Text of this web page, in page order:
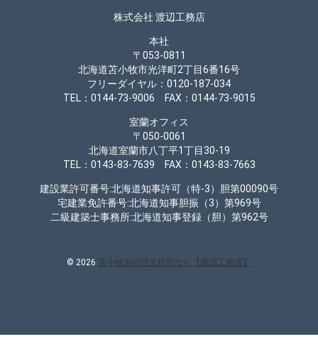
株式会社 渡辺工務店
本社
〒053-0811
北海道苫小牧市光洋町2丁目6番16号
フリーダイヤル：0120-187-034
TEL：0144-73-9006 FAX：0144-73-9015
室蘭オフィス
〒050-0061
北海道室蘭市八丁平1丁目30-19
TEL：0143-83-7639 FAX：0143-83-7663
建設業許可番号:北海道知事許可（特-3）胆第00090号
宅建業免許番号:北海道知事胆振（3）第969号
二級建築士事務所:北海道知事登録（胆）第962号
© 2026 苫小牧市の注文住宅なら【渡辺工務店】